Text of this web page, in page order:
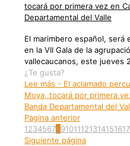
tocará por primera vez en
Departamental del Valle
El marimbero español, será
en la VII Gala de la
vallecaucanos, este jueves
¿Te gusta?
Lee más - El aclamado
Moya, tocará por primera
Banda Departamental del
Pagina anterior
1234567891011121314151617
Siguiente página